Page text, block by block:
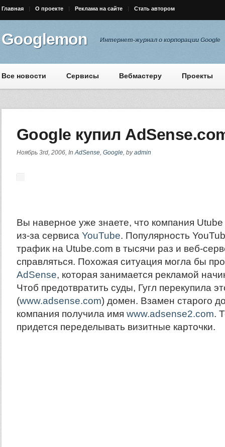
Главная О проекте Реклама на сайте Стать автором
Googlemon Интернет-журнал о корпорации Google
Все новости Сервисы Вебмастеру Проекты
Google купил
Ноябрь 3rd, 2006, InAdSense, Google, byadmin
Вы наверное уже знаете, что компания
из-за сервиса YouTube. Популярность
трафик на Utube.com в тысячи раз и веб-
справляться. Похожая ситуация могла бы
AdSense, которая занимается рекламой
Чтоб предотвратить суды, Гугл перекупила
(www.adsense.com) домен. Взамен старого
компания получила имя www.adsense2.com.
придется переделывать визитные карточки.